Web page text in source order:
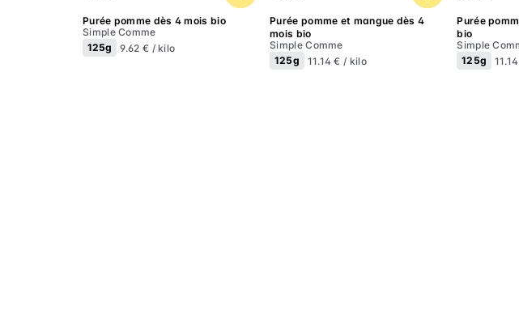
Purée pomme dès 4 mois bio
Simple Comme
125g
9.62 € / kilo
Purée pomme et mangue dès 4
mois bio
Simple Comme
125g
11.14 € / kilo
Purée
bio
Simple
125g